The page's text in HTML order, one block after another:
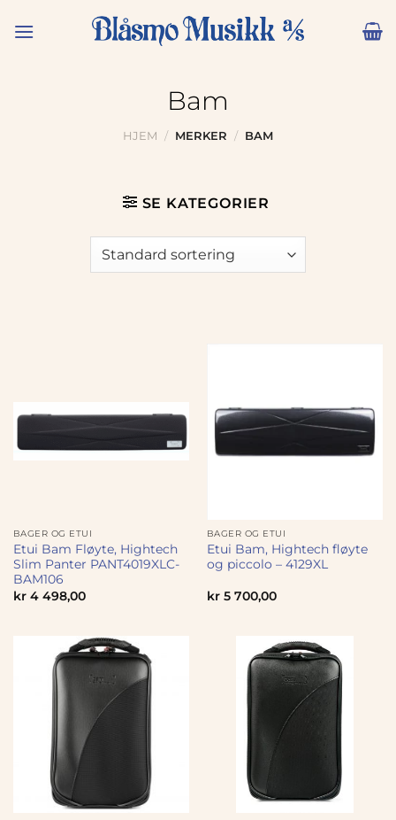
Bam
HJEM / MERKER / BAM
SE KATEGORIER
BAGER OG ETUI
Etui Bam Fløyte, Hightech
Slim Panter PANT4019XLC-
BAM106
kr4 498,00
BAGER OG ETUI
Etui Bam, Hightech fløyte
og piccolo – 4129XL
kr5 700,00